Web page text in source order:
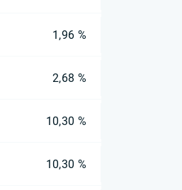
1,96 %
2,68 %
10,30 %
10,30 %